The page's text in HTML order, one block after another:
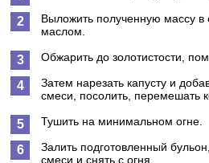
Выложить полученную массу в
маслом.
Обжарить до золотистости,
Затем нарезать капусту и
смеси, посолить, перемешать
Тушить на минимальном огне.
Залить подготовленный
смеси и снять с огня.